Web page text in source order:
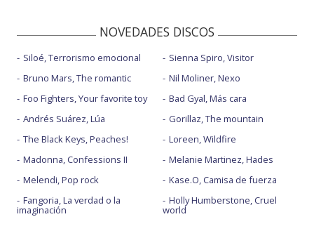
NOVEDADES DISCOS
Siloé, Terrorismo emocional
Bruno Mars, The romantic
Foo Fighters, Your favorite toy
Andrés Suárez, Lúa
The Black Keys, Peaches!
Madonna, Confessions II
Melendi, Pop rock
Fangoria, La verdad o la
imaginación
Sienna Spiro, Visitor
Nil Moliner, Nexo
Bad Gyal, Más cara
Gorillaz, The mountain
Loreen, Wildfire
Melanie Martinez, Hades
Kase.O, Camisa de fuerza
Holly Humberstone, Cruel
world